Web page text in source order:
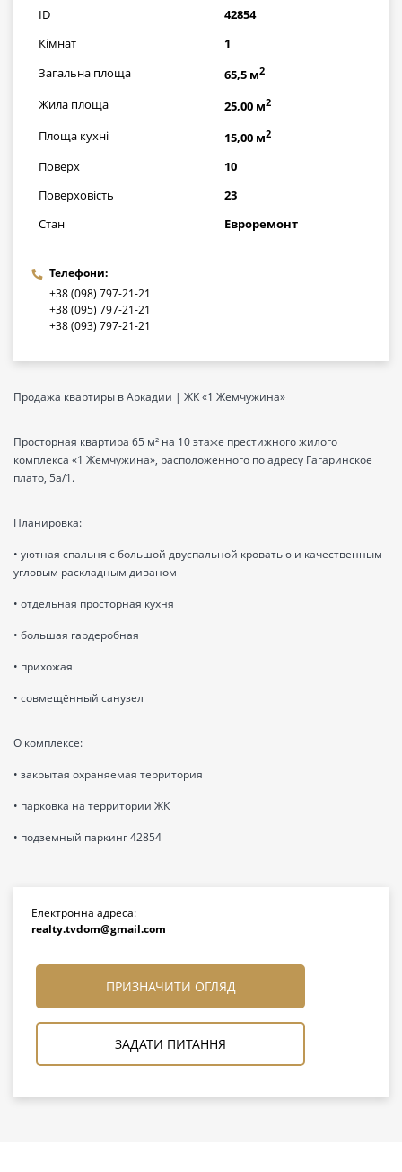
ID
42854
Кімнат
1
Загальна площа
65,5 м2
Жила площа 25,00 м2
Площа кухні 15,00 м2
Поверх
10
Поверховість
23
Стан
Евроремонт
Телефони:
+38 (098) 797-21-21
+38 (095) 797-21-21
+38 (093) 797-21-21
Продажа квартиры в Аркадии | ЖК «1 Жемчужина»
Просторная квартира 65 м² на 10 этаже престижного жилого
комплекса «1 Жемчужина», расположенного по адресу Гагаринское
плато, 5а/1.
Планировка:
• уютная спальня с большой двуспальной кроватью и качественным
угловым раскладным диваном
• отдельная просторная кухня
• большая гардеробная
• прихожая
• совмещённый санузел
О комплексе:
• закрытая охраняемая территория
• парковка на территории ЖК
• подземный паркинг 42854
Електронна адреса:
realty.tvdom@gmail.com
ПРИЗНАЧИТИ ОГЛЯД
ЗАДАТИ ПИТАННЯ